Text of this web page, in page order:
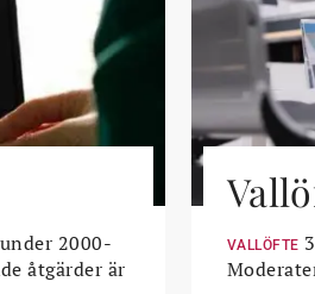
2000-
åtgärder är
VALLÖFTE